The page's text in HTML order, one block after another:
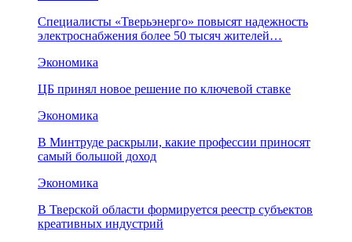
Специалисты «Тверьэнерго» повысят надежность
электроснабжения более 50 тысяч жителей…
Экономика
ЦБ принял новое решение по ключевой ставке
Экономика
В Минтруде раскрыли, какие профессии приносят
самый большой доход
Экономика
В Тверской области формируется реестр субъектов
креативных индустрий